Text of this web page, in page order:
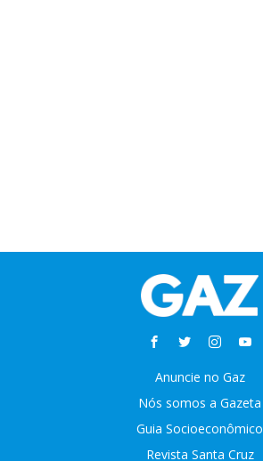
Anuncie no Gaz
Nós somos a Gazeta
Guia Socioeconômico
Revista Santa Cruz